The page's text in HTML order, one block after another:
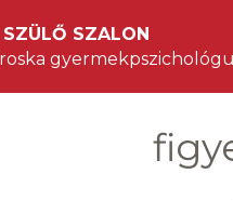
SZALON